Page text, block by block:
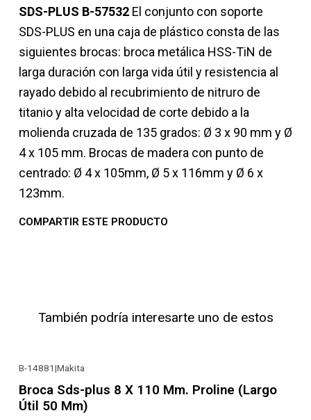
SDS-PLUS B-57532 El conjunto con soporte
SDS-PLUS en una caja de plástico consta de las
siguientes brocas: broca metálica HSS-TiN de
larga duración con larga vida útil y resistencia al
rayado debido al recubrimiento de nitruro de
titanio y alta velocidad de corte debido a la
molienda cruzada de 135 grados: Ø 3 x 90 mm y Ø
4 x 105 mm. Brocas de madera con punto de
centrado: Ø 4 x 105mm, Ø 5 x 116mm y Ø 6 x
123mm.
COMPARTIR ESTE PRODUCTO
También podría interesarte uno de estos
B-14881|Makita
Broca Sds-plus 8 X 110 Mm. Proline (Largo
Útil 50 Mm)